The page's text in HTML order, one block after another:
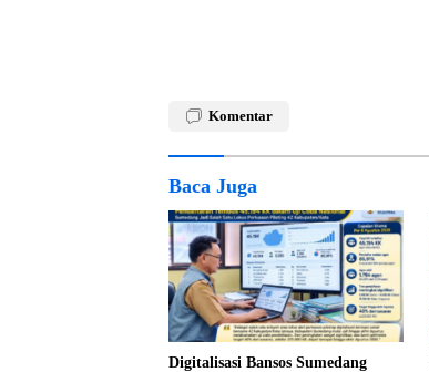
Komentar
Baca Juga
Digitalisasi Bansos Sumedang